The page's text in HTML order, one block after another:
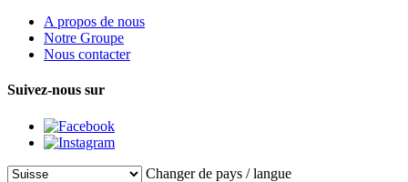
A propos de nous
Notre Groupe
Nous contacter
Suivez-nous sur
Changer de pays / langue